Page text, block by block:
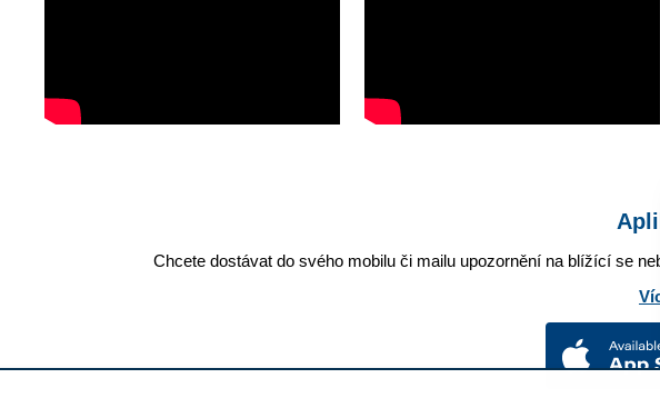
Chcete dostávat do svého mobilu či mailu upozornění na blížící se